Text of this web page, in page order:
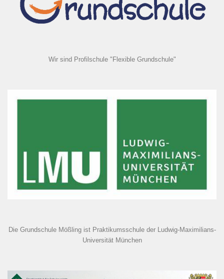
Wir sind Profilschule "Flexible Grundschule"
Die Grundschule Mößling ist Praktikumsschule der Ludwig-Maximilians-
Universität München